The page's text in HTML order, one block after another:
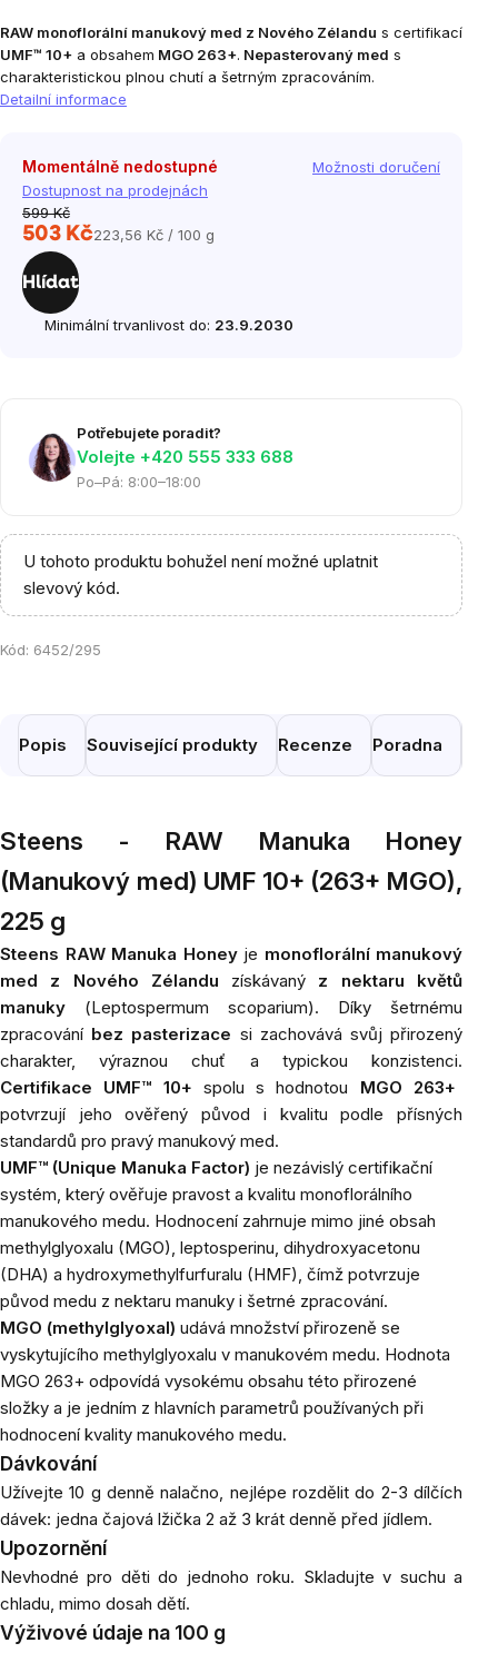
RAW monoflorální manukový med z Nového Zélandu s certifikací
UMF™ 10+ a obsahem MGO 263+. Nepasterovaný med s
charakteristickou plnou chutí a šetrným zpracováním.
Detailní informace
Momentálně nedostupné
Dostupnost na prodejnách
Možnosti doručení
599 Kč
503 KčMěrná
223,56 Kč / 100 g
Hlídat
Minimální trvanlivost do: 23.9.2030
Potřebujete poradit?
Volejte ‭+420 555 333 688
Po–Pá: 8:00–18:00
U tohoto produktu bohužel není možné uplatnit
slevový kód.
Kód: 6452/295
Popis Související produkty Recenze Poradna
Steens - RAW Manuka Honey
(Manukový med) UMF 10+ (263+ MGO),
225 g
Steens RAW Manuka Honeyje monoflorální manukový
med z Nového Zélandu získávaný z nektaru květů
manuky (Leptospermum scoparium). Díky šetrnému
zpracování bez pasterizace si zachovává svůj přirozený
charakter, výraznou chuť a typickou konzistenci.
Certifikace UMF™ 10+ spolu s hodnotou MGO 263+
potvrzují jeho ověřený původ i kvalitu podle přísných
standardů pro pravý manukový med.
UMF™ (Unique Manuka Factor) je nezávislý certifikační
systém, který ověřuje pravost a kvalitu monoflorálního
manukového medu. Hodnocení zahrnuje mimo jiné obsah
methylglyoxalu (MGO), leptosperinu, dihydroxyacetonu
(DHA) a hydroxymethylfurfuralu (HMF), čímž potvrzuje
původ medu z nektaru manuky i šetrné zpracování.
MGO (methylglyoxal) udává množství přirozeně se
vyskytujícího methylglyoxalu v manukovém medu. Hodnota
MGO 263+ odpovídá vysokému obsahu této přirozené
složky a je jedním z hlavních parametrů používaných při
hodnocení kvality manukového medu.
Dávkování
Užívejte 10 g denně nalačno, nejlépe rozdělit do 2-3 dílčích
dávek: jedna čajová lžička 2 až 3 krát denně před jídlem.
Upozornění
Nevhodné pro děti do jednoho roku. Skladujte v suchu a
chladu, mimo dosah dětí.
Výživové údaje na 100 g